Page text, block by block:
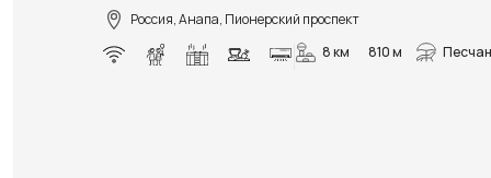
Россия, Анапа, Пионерский проспект
8 км
810 м